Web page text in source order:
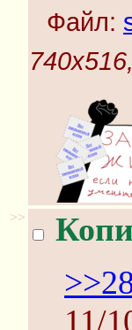
Файл:
>>
11/